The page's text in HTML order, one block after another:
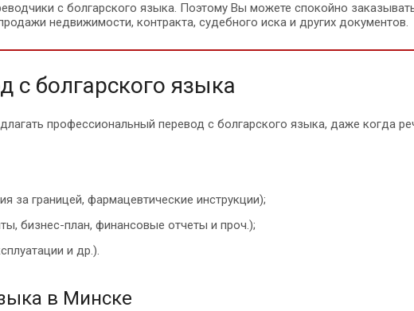
с болгарского языка. Поэтому Вы можете спокойно
недвижимости, контракта, судебного иска и других документов.
с болгарского языка
профессиональный перевод с болгарского языка, даже когда
за границей, фармацевтические инструкции);
бизнес-план, финансовые отчеты и проч.);
и др.).
в Минске